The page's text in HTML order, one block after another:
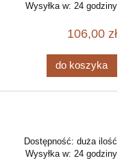
Wysyłka w: 24 godziny
106,00 zł
do koszyka
Dostępność: duża ilość
Wysyłka w: 24 godziny